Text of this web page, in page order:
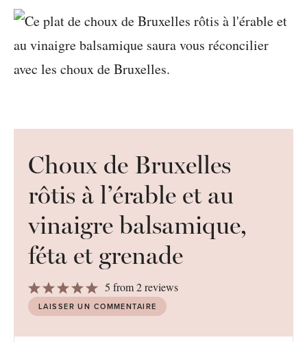
Choux de Bruxelles
rôtis à l’érable et au
vinaigre balsamique,
féta et grenade
5
Stars
4
Stars
3
Stars
2
Stars
1
Star
5 from2reviews
LAISSER UN COMMENTAIRE